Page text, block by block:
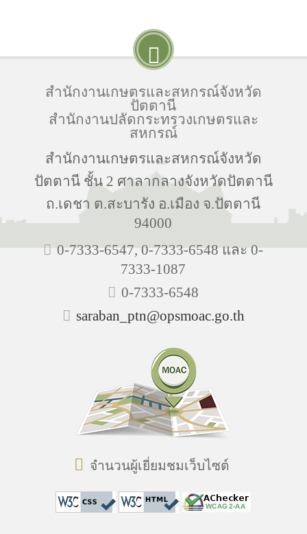
สำนักงานเกษตรและสหกรณ์จังหวัด
ปัตตานี
สำนักงานปลัดกระทรวงเกษตรและ
สหกรณ์
สำนักงานเกษตรและสหกรณ์จังหวัด
ปัตตานี ชั้น 2 ศาลากลางจังหวัดปัตตานี
ถ.เดชา ต.สะบารัง อ.เมือง จ.ปัตตานี
94000
0-7333-6547, 0-7333-6548 และ 0-
7333-1087
0-7333-6548
saraban_ptn@opsmoac.go.th
จำนวนผู้เยี่ยมชมเว็บไซต์